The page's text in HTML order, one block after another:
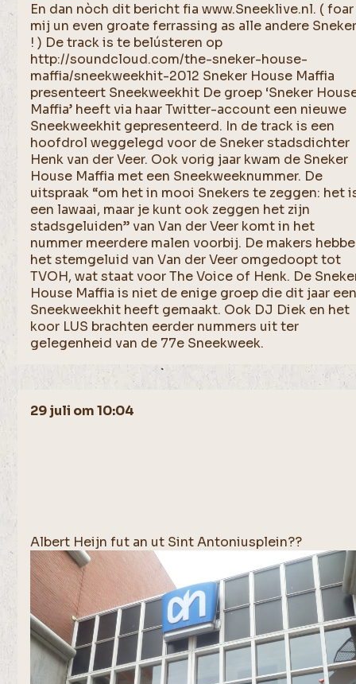
En dan nòch dit bericht fia www.Sneeklive.nl. ( foar
mij un even groate ferrassing as alle andere
! ) De track is te belústeren op
http://soundcloud.com/the-sneker-house-
maffia/sneekweekhit-2012 Sneker House Maffia
presenteert Sneekweekhit De groep ‘Sneker
Maffia’ heeft via haar Twitter-account een nieuwe
Sneekweekhit gepresenteerd. In de track is een
hoofdrol weggelegd voor de Sneker stadsdichter
Henk van der Veer. Ook vorig jaar kwam de Sneker
House Maffia met een Sneekweeknummer. De
uitspraak “om het in mooi Snekers te zeggen: het
een lawaai, maar je kunt ook zeggen het zijn
stadsgeluiden” van Van der Veer komt in het
nummer meerdere malen voorbij. De makers
het stemgeluid van Van der Veer omgedoopt tot
TVOH, wat staat voor The Voice of Henk. De
House Maffia is niet de enige groep die dit jaar
Sneekweekhit heeft gemaakt. Ook DJ Diek en het
koor LUS brachten eerder nummers uit ter
gelegenheid van de 77e Sneekweek.
29 juli om 10:04
Albert Heijn fut an ut Sint Antoniusplein??